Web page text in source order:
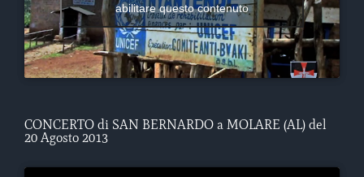
abilitare questo contenuto
CONCERTO di SAN BERNARDO a MOLARE (AL) del
20 Agosto 2013